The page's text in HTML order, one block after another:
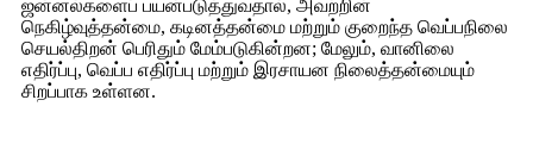
ஜன்னல்களைப் பயன்படுத்துவதால், அவற்றின்
நெகிழ்வுத்தன்மை, கடினத்தன்மை மற்றும் குறைந்த வெப்பநிலை
செயல்திறன் பெரிதும் மேம்படுகின்றன; மேலும், வானிலை
எதிர்ப்பு, வெப்ப எதிர்ப்பு மற்றும் இரசாயன நிலைத்தன்மையும்
சிறப்பாக உள்ளன.